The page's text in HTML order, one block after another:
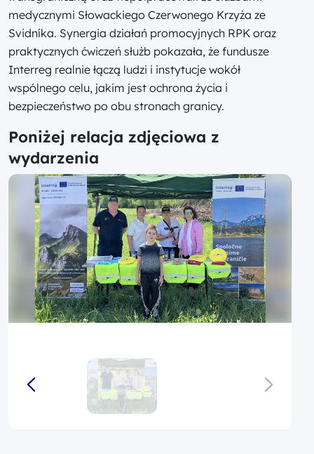
medycznymi Słowackiego Czerwonego Krzyża ze
Svidníka. Synergia działań promocyjnych RPK oraz
praktycznych ćwiczeń służb pokazała, że fundusze
Interreg realnie łączą ludzi i instytucje wokół
wspólnego celu, jakim jest ochrona życia i
bezpieczeństwo po obu stronach granicy.
Poniżej relacja zdjęciowa z
wydarzenia